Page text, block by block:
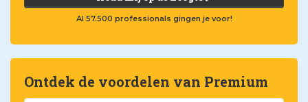
Al 57.500 professionals gingen je voor!
Ontdek de voordelen van Premium